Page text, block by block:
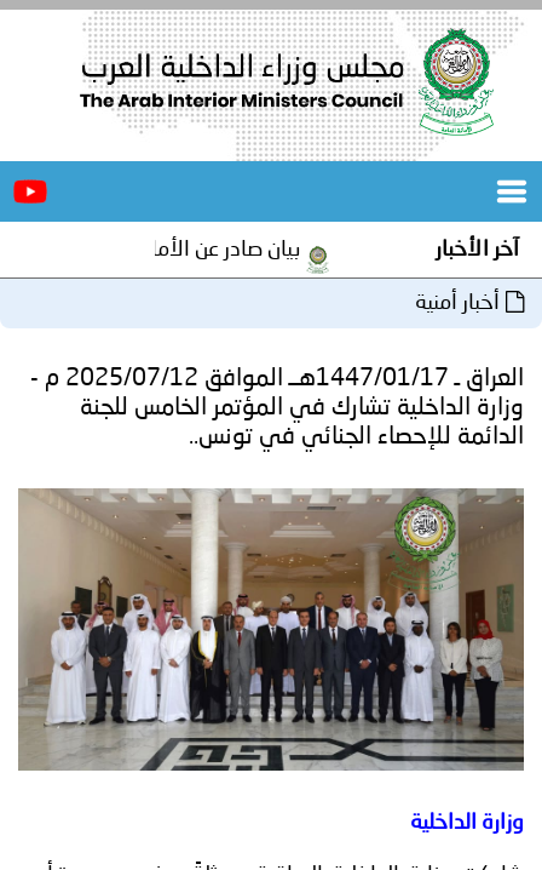
الرئيسية
المكاتب
المجلس
مؤتمرات
و
اجتماعات
جهود
و
إنجازات
برامج
توعوية
الخدمات
الإلكترونية
صور
وفيديو
مجلة
أصداء
الأمانة
إعلانات
من
نحن
اتصل
آخر الأخبار بيان صادر عن الأمانة العامة لمجلس
أخبار أمنية
العراق ـ 1447/01/17هــ الموافق 2025/07/12 م -
وزارة الداخلية تشارك في المؤتمر الخامس للجنة
الدائمة للإحصاء الجنائي في تونس..
وزارة الداخلية